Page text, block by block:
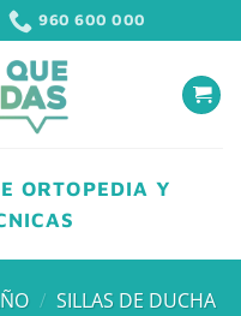
960 600 000
ORTOPEDIA Y
/ SILLAS DE DUCHA